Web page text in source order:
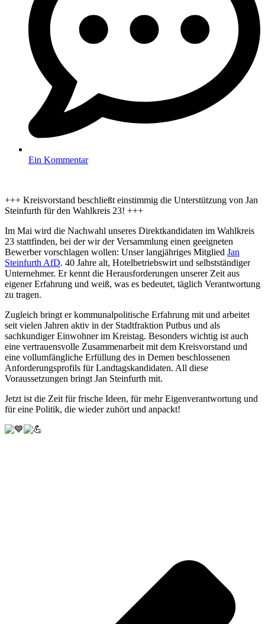
Ein Kommentar
+++ Kreisvorstand beschließt einstimmig die Unterstützung von Jan
Steinfurth für den Wahlkreis 23! +++
Im Mai wird die Nachwahl unseres Direktkandidaten im Wahlkreis
23 stattfinden, bei der wir der Versammlung einen geeigneten
Bewerber vorschlagen wollen: Unser langjähriges Mitglied Jan
Steinfurth AfD. 40 Jahre alt, Hotelbetriebswirt und selbstständiger
Unternehmer. Er kennt die Herausforderungen unserer Zeit aus
eigener Erfahrung und weiß, was es bedeutet, täglich Verantwortung
zu tragen.
Zugleich bringt er kommunalpolitische Erfahrung mit und arbeitet
seit vielen Jahren aktiv in der Stadtfraktion Putbus und als
sachkundiger Einwohner im Kreistag. Besonders wichtig ist auch
eine vertrauensvolle Zusammenarbeit mit dem Kreisvorstand und
eine vollumfängliche Erfüllung des in Demen beschlossenen
Anforderungsprofils für Landtagskandidaten. All diese
Voraussetzungen bringt Jan Steinfurth mit.
Jetzt ist die Zeit für frische Ideen, für mehr Eigenverantwortung und
für eine Politik, die wieder zuhört und anpackt!